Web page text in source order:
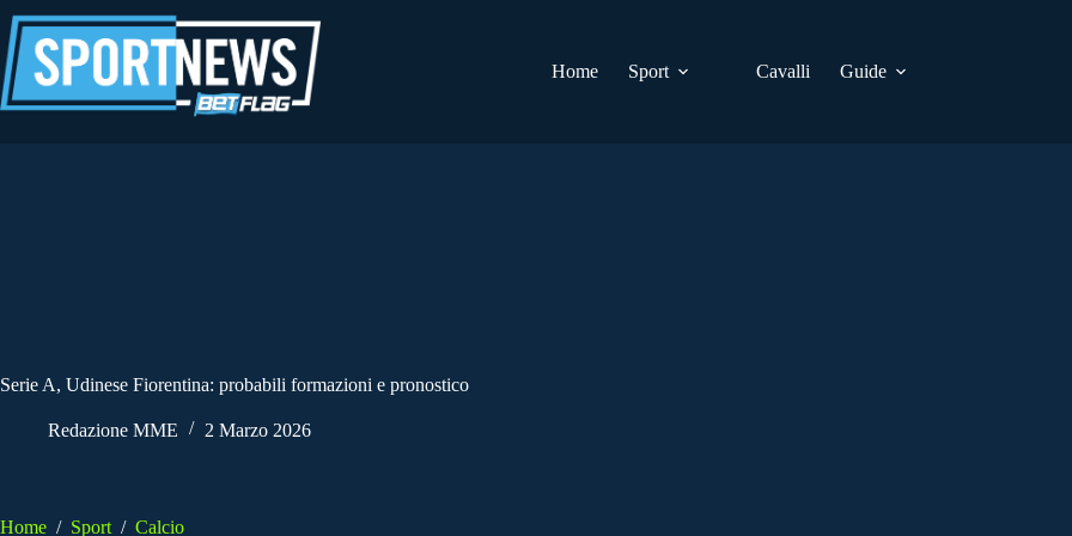
al
contenuto
Home
Sport Cavalli Guide
Serie A, Udinese Fiorentina: probabili formazioni e pronostico
Redazione MME 2 Marzo 2026
Home / Sport / Calcio